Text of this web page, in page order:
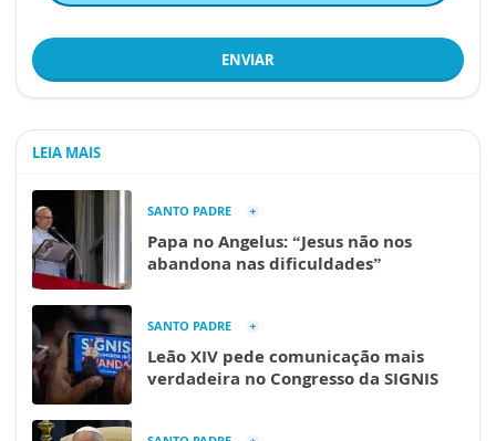
ENVIAR
LEIA MAIS
SANTO PADRE
Papa no Angelus: “Jesus não nos
abandona nas dificuldades”
SANTO PADRE
Leão XIV pede comunicação mais
verdadeira no Congresso da SIGNIS